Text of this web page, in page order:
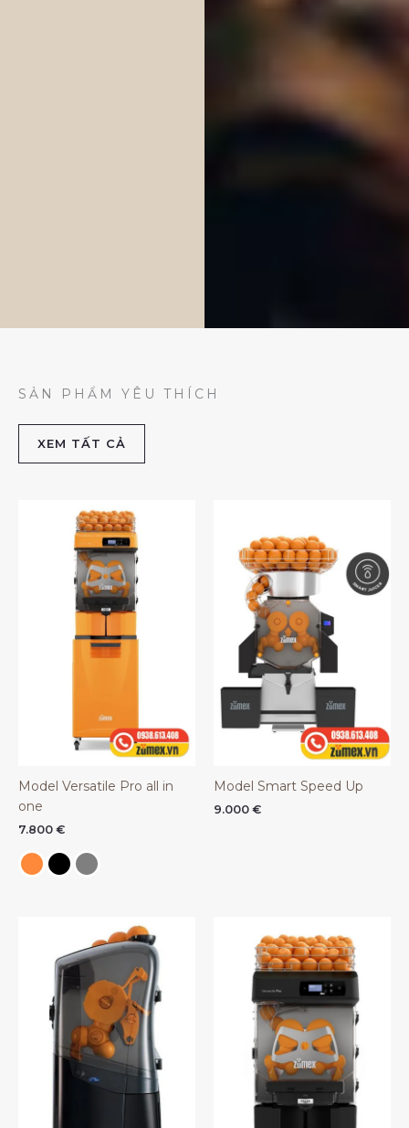
SẢN PHẨM YÊU THÍCH
XEM TẤT CẢ
Model Versatile Pro all in
one
7.800 €
Model Smart Speed Up
9.000 €